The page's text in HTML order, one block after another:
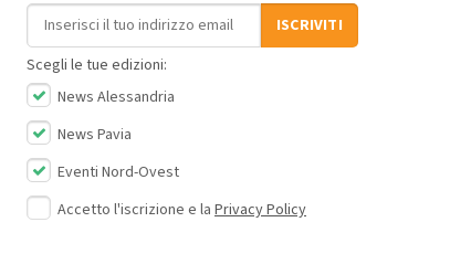
Indirizzo email
ISCRIVITI
Scegli le tue edizioni:
News Alessandria
News Pavia
Eventi Nord-Ovest
Accetto l'iscrizione e la Privacy Policy